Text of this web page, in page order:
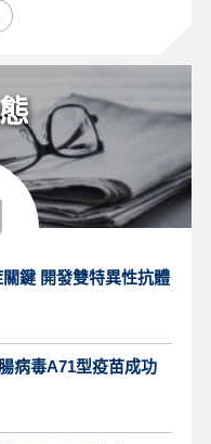
鍵 開發雙特異性抗體
病毒A71型疫苗成功